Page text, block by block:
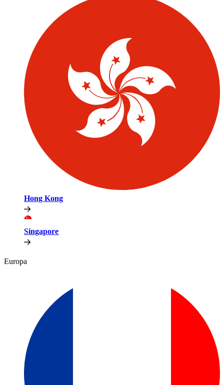
Hong Kong​​
Singapore​​
Europa​​